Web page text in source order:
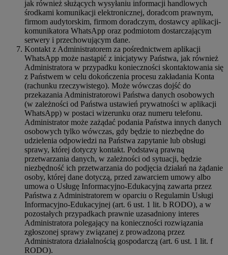
jak również służących wysyłaniu informacji handlowych
środkami komunikacji elektronicznej, doradcom prawnym,
firmom audytorskim, firmom doradczym, dostawcy aplikacji-
komunikatora WhatsApp oraz podmiotom dostarczającym
serwery i przechowującym dane.
Kontakt z Administratorem za pośrednictwem aplikacji
WhatsApp może nastąpić z inicjatywy Państwa, jak również
Administratora w przypadku konieczności skontaktowania się
z Państwem w celu dokończenia procesu zakładania Konta
(rachunku rzeczywistego). Może wówczas dojść do
przekazania Administratorowi Państwa danych osobowych
(w zależności od Państwa ustawień prywatności w aplikacji
WhatsApp) w postaci wizerunku oraz numeru telefonu.
Administrator może zażądać podania Państwa innych danych
osobowych tylko wówczas, gdy będzie to niezbędne do
udzielenia odpowiedzi na Państwa zapytanie lub obsługi
sprawy, której dotyczy kontakt. Podstawą prawną
przetwarzania danych, w zależności od sytuacji, będzie
niezbędność ich przetwarzania do podjęcia działań na żądanie
osoby, której dane dotyczą, przed zawarciem umowy albo
umowa o Usługę Informacyjno-Edukacyjną zawarta przez
Państwa z Administratorem w oparciu o Regulamin Usługi
Informacyjno-Edukacyjnej (art. 6 ust. 1 lit. b RODO), a w
pozostałych przypadkach prawnie uzasadniony interes
Administratora polegający na konieczności rozwiązania
zgłoszonej sprawy związanej z prowadzoną przez
Administratora działalnością gospodarczą (art. 6 ust. 1 lit. f
RODO).